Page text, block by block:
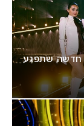
חדשה שתפגע